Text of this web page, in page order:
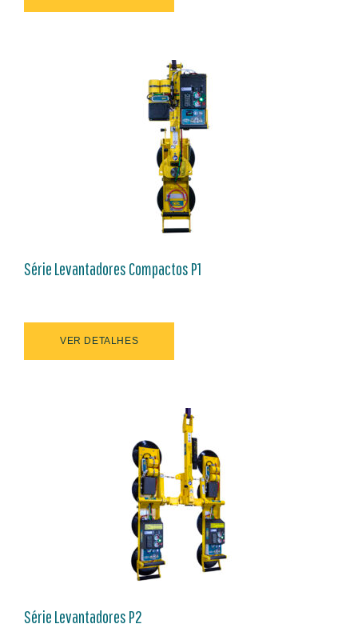
Série Levantadores Compactos P1
VER DETALHES
Série Levantadores P2